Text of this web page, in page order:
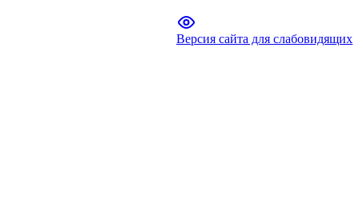
Версия сайта для слабовидящих